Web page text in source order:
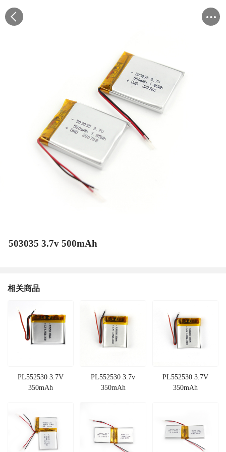
503035 3.7v 500mAh
相关商品
PL552530 3.7V
350mAh
PL552530 3.7v
350mAh
PL552530 3.7V
350mAh